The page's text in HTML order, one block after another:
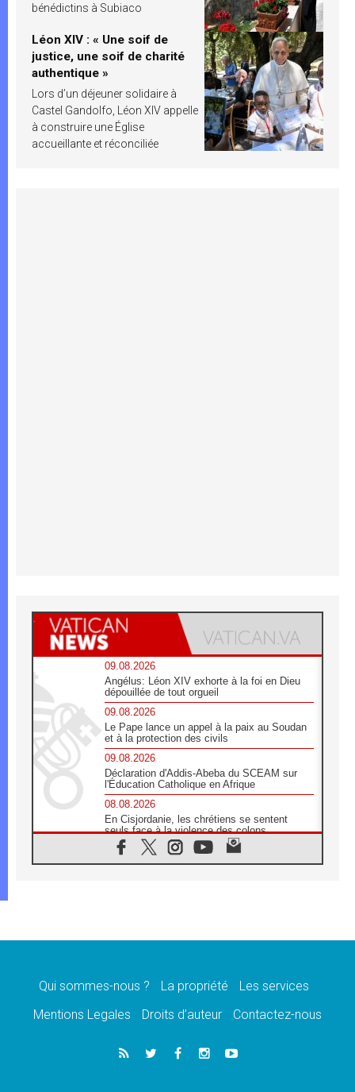
bénédictins à Subiaco
Léon XIV : « Une soif de
justice, une soif de charité
authentique »
Lors d’un déjeuner solidaire à
Castel Gandolfo, Léon XIV appelle
à construire une Église
accueillante et réconciliée
09.08.2026
Angélus: Léon XIV exhorte à la foi en Dieu
dépouillée de tout orgueil
09.08.2026
Le Pape lance un appel à la paix au Soudan
et à la protection des civils
09.08.2026
Déclaration d'Addis-Abeba du SCEAM sur
l'Éducation Catholique en Afrique
08.08.2026
En Cisjordanie, les chrétiens se sentent
seuls face à la violence des colons
08.08.2026
Léon XIV au sanctuaire de Notre Dame du
08.08.2026
08.08.2026
catholiques
Au Bangladesh, l'Église accompagne les
Dalits sur le chemin de la dignité
Qui sommes-nous ? La propriété
Les services
Mentions Legales
Droits d’auteur Contactez-nous